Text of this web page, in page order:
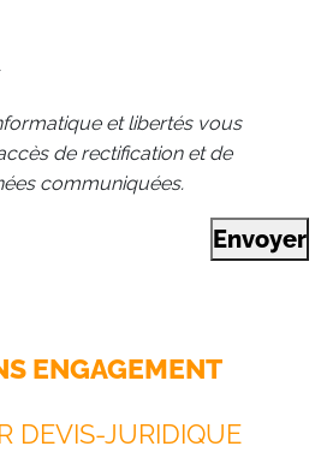
et libertés vous
de rectification et de
communiquées.
Envoyer
ENGAGEMENT
DEVIS-JURIDIQUE